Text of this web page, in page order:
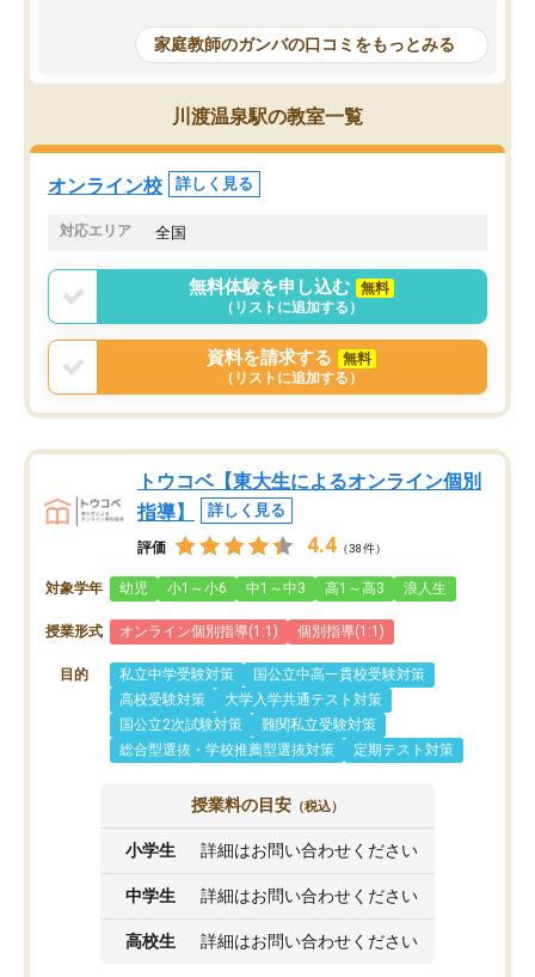
めて1年ほどだった今では平均点以上の
科目が増えてきました！あと1年受験ま
であるので無料の週末教室を使用しな
がら頑張って欲しいと思います！
問できるのでとても助か
家庭教師のガンバの口コミをもっとみる
川渡温泉駅の教室一覧
オンライン校 詳しく見る
対応エリア 全国
無料体験を申し込む
無料
（リストに追加する）
資料を請求する
無料
（リストに追加する）
トウコベ【東大生によるオンライン個別
指導】
詳しく見る
評価 4.4 （38件）
対象学年 幼児 小1～小6 中1～中3 高1～高3 浪人生
授業形式 オンライン個別指導(1:1) 個別指導(1:1)
目的 私立中学受験対策
国公立中高一貫校受験対策
高校受験対策
大学入学共通テスト対策
国公立2次試験対策
難関私立受験対策
総合型選抜・学校推薦型選抜対策
定期テスト対策
授業料の目安 （税込）
小学生 詳細はお問い合わせください
中学生 詳細はお問い合わせください
高校生 詳細はお問い合わせください